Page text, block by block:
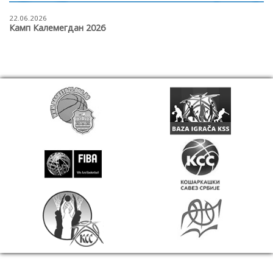
22.06.2026
Камп Калемегдан 2026